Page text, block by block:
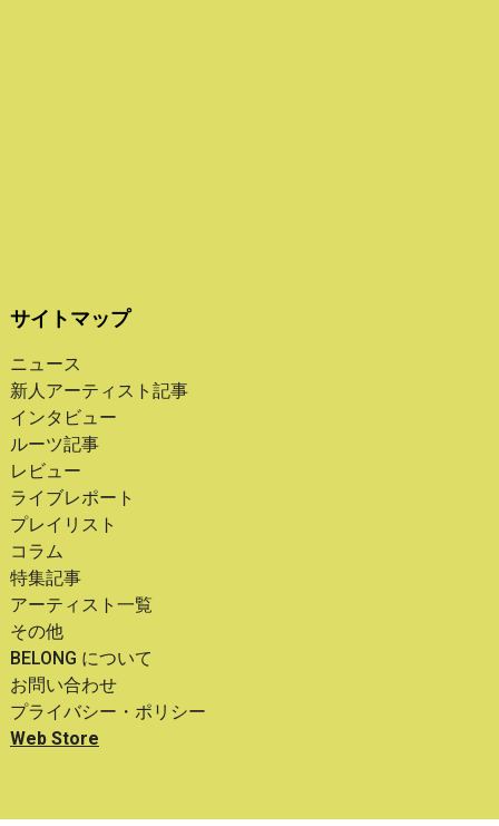
サイトマップ
ニュース
新人アーティスト記事
インタビュー
ルーツ記事
レビュー
ライブレポート
プレイリスト
コラム
特集記事
アーティスト一覧
その他
BELONG について
お問い合わせ
プライバシー・ポリシー
Web Store